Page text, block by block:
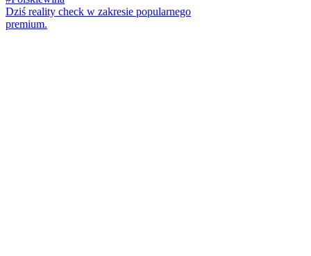
Dziś reality check w zakresie popularnego
premium.